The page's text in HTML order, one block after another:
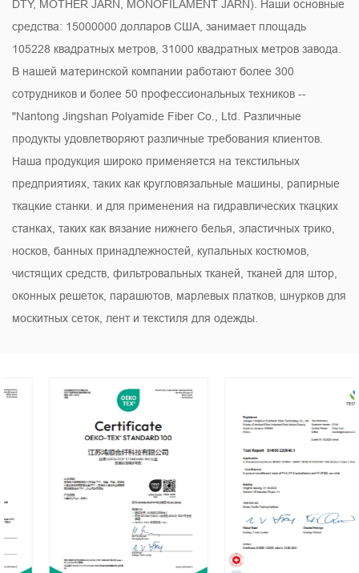
DTY, MOTHER JARN, MONOFILAMENT JARN). Наши основные
средства: 15000000 долларов США, занимает площадь
105228 квадратных метров, 31000 квадратных метров завода.
В нашей материнской компании работают более 300
сотрудников и более 50 профессиональных техников --
"Nantong Jingshan Polyamide Fiber Co., Ltd. Различные
продукты удовлетворяют различные требования клиентов.
Наша продукция широко применяется на текстильных
предприятиях, таких как кругловязальные машины, рапирные
ткацкие станки. и для применения на гидравлических ткацких
станках, таких как вязание нижнего белья, эластичных трико,
носков, банных принадлежностей, купальных костюмов,
чистящих средств, фильтровальных тканей, тканей для штор,
оконных решеток, парашютов, марлевых платков, шнурков для
москитных сеток, лент и текстиля для одежды.